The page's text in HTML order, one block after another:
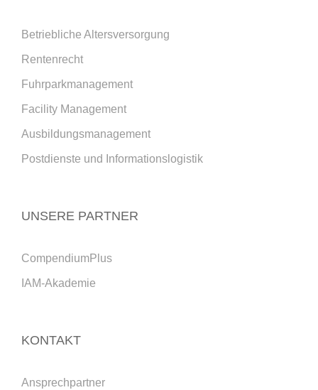
Betriebliche Altersversorgung
Rentenrecht
Fuhrparkmanagement
Facility Management
Ausbildungsmanagement
Postdienste und Informationslogistik
UNSERE PARTNER
CompendiumPlus
IAM-Akademie
KONTAKT
Ansprechpartner